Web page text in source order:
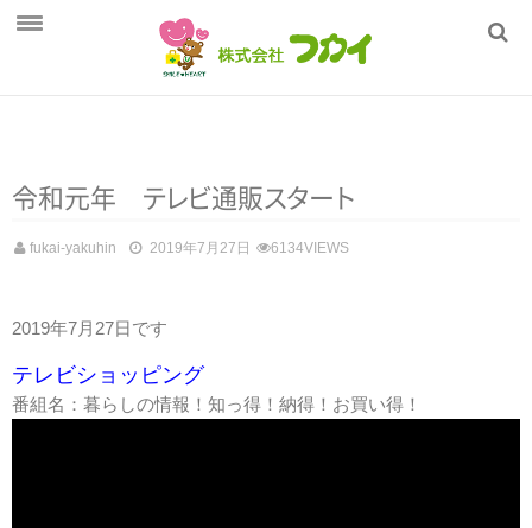
商品一覧
令和元年 テレビ通販 スタート
fukai-yakuhin 2019年7月27日 6134VIEWS
2019年7月27日です
テレビショッピング
番組名：暮らしの情報！知っ得！納得！お買い得！